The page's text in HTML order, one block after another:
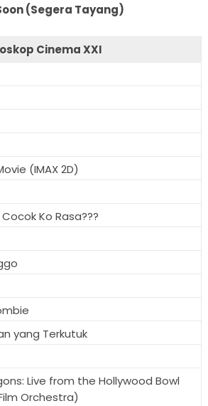
(Segera Tayang)
Cinema XXI
(IMAX 2D)
Ko Rasa???
yang Terkutuk
Live from the Hollywood Bowl
Orchestra)